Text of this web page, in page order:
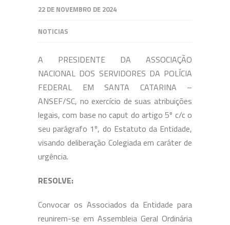
22 DE NOVEMBRO DE 2024
NOTICIAS
A PRESIDENTE DA ASSOCIAÇÃO
NACIONAL DOS SERVIDORES DA POLÍCIA
FEDERAL EM SANTA CATARINA –
ANSEF/SC, no exercício de suas atribuições
legais, com base no caput do artigo 5º c/c o
seu parágrafo 1º, do Estatuto da Entidade,
visando deliberação Colegiada em caráter de
urgência.
RESOLVE:
Convocar os Associados da Entidade para
reunirem-se em Assembleia Geral Ordinária